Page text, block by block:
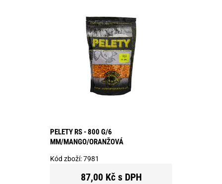
PELETY RS - 800 G/6
MM/MANGO/ORANŽOVÁ
Kód zboží:7981
87,00 Kč s DPH